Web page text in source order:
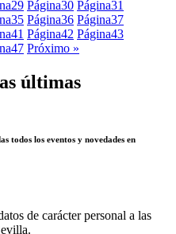
29 Página30 Página31
35 Página36 Página37
41 Página42 Página43
47 Próximo »
últimas
todos los eventos y novedades en
de carácter personal a las